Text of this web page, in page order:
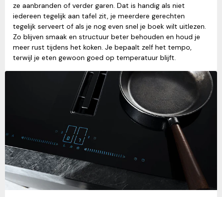
ze aanbranden of verder garen. Dat is handig als niet
iedereen tegelijk aan tafel zit, je meerdere gerechten
tegelijk serveert of als je nog even snel je boek wilt uitlezen.
Zo blijven smaak en structuur beter behouden en houd je
meer rust tijdens het koken. Je bepaalt zelf het tempo,
terwijl je eten gewoon goed op temperatuur blijft.